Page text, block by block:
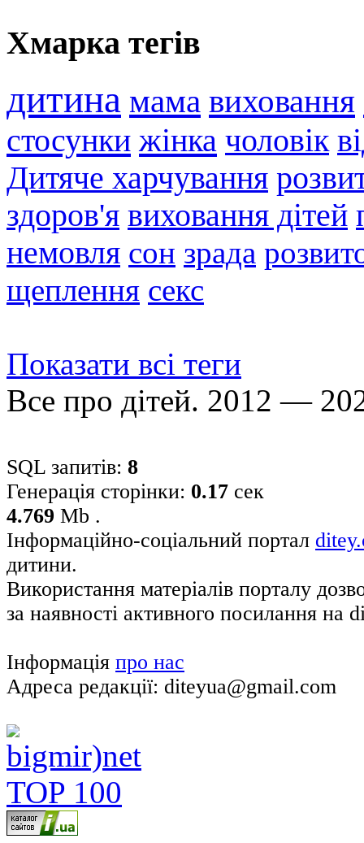
Хмарка тегів
дитина мама виховання
стосунки жінка чоловік
Дитяче харчування
здоров'я виховання дітей
немовля сон зрада
щеплення секс
Показати всі теги
Все про дітей. 2012 —
SQL запитів: 8
Генерація сторінки: 0.17 сек
4.769 Mb .
Інформаційно-соціальний портал
дитини.
Використання матеріалів порталу
за наявності активного посилання на
Інформація про нас
Адреса редакції: diteyua@gmail.com